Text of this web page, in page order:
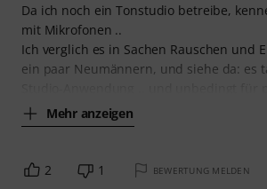
Da ich noch ein Tonstudio betreibe,
mit Mikrofonen ..
Ich verglich es in Sachen Rauschen und
ein paar Neumännern, und siehe da: es
Mehr anzeigen
2 1 BEWERTUNG MELDEN